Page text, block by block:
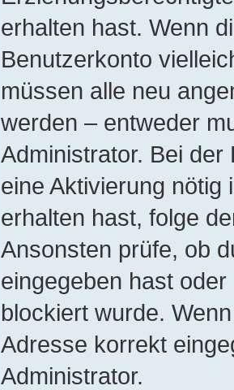
erhalten hast. Wenn
Benutzerkonto
müssen alle neu
werden – entweder
Administrator. Bei
eine Aktivierung nötig
erhalten hast, folge
Ansonsten prüfe, ob
eingegeben hast
blockiert wurde.
Adresse korrekt
Administrator.